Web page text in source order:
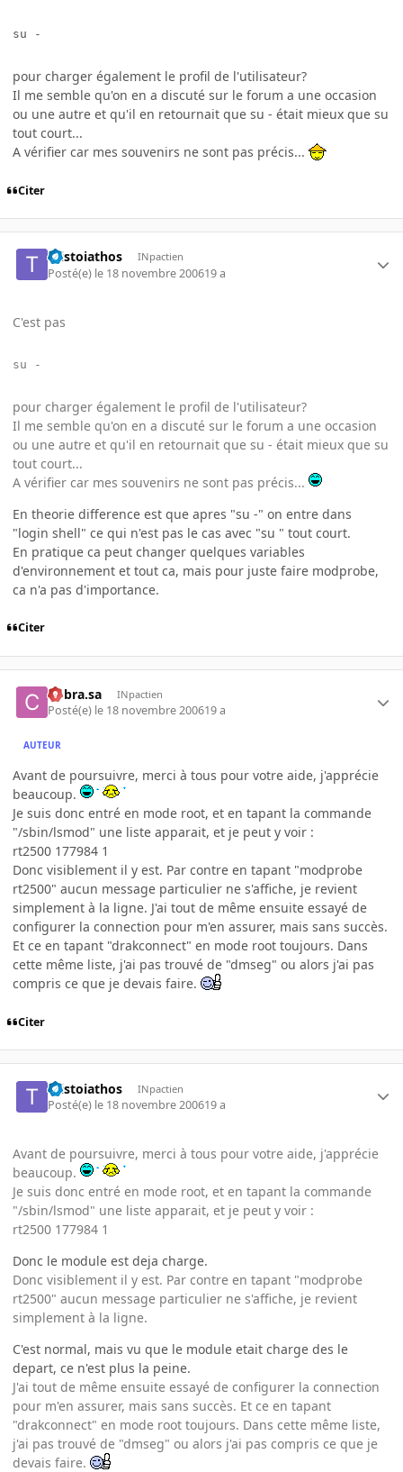
su -
pour charger également le profil de l'utilisateur?
Il me semble qu'on en a discuté sur le forum a une occasion
ou une autre et qu'il en retournait que su - était mieux que su
tout court...
A vérifier car mes souvenirs ne sont pas précis...
Citer
taistoiathos INpactien
Posté(e) le 18 novembre 200619 a
C'est pas
su -
pour charger également le profil de l'utilisateur?
Il me semble qu'on en a discuté sur le forum a une occasion
ou une autre et qu'il en retournait que su - était mieux que su
tout court...
A vérifier car mes souvenirs ne sont pas précis...
En theorie difference est que apres "su -" on entre dans
"login shell" ce qui n'est pas le cas avec "su " tout court.
En pratique ca peut changer quelques variables
d'environnement et tout ca, mais pour juste faire modprobe,
ca n'a pas d'importance.
Citer
Cobra.sa INpactien
Posté(e) le 18 novembre 200619 a
AUTEUR
Avant de poursuivre, merci à tous pour votre aide, j'apprécie
beaucoup.
Je suis donc entré en mode root, et en tapant la commande
"/sbin/lsmod" une liste apparait, et je peut y voir :
rt2500 177984 1
Donc visiblement il y est. Par contre en tapant "modprobe
rt2500" aucun message particulier ne s'affiche, je revient
simplement à la ligne. J'ai tout de même ensuite essayé de
configurer la connection pour m'en assurer, mais sans succès.
Et ce en tapant "drakconnect" en mode root toujours. Dans
cette même liste, j'ai pas trouvé de "dmseg" ou alors j'ai pas
compris ce que je devais faire.
Citer
taistoiathos INpactien
Posté(e) le 18 novembre 200619 a
Avant de poursuivre, merci à tous pour votre aide, j'apprécie
beaucoup.
Je suis donc entré en mode root, et en tapant la commande
"/sbin/lsmod" une liste apparait, et je peut y voir :
rt2500 177984 1
Donc le module est deja charge.
Donc visiblement il y est. Par contre en tapant "modprobe
rt2500" aucun message particulier ne s'affiche, je revient
simplement à la ligne.
C'est normal, mais vu que le module etait charge des le
depart, ce n'est plus la peine.
J'ai tout de même ensuite essayé de configurer la connection
pour m'en assurer, mais sans succès. Et ce en tapant
"drakconnect" en mode root toujours. Dans cette même liste,
j'ai pas trouvé de "dmseg" ou alors j'ai pas compris ce que je
devais faire.